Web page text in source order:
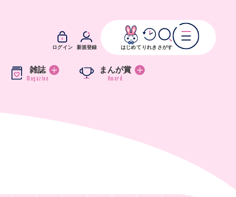
雑誌 まんが賞
ログイン 新規登録 はじめて りれき さがす